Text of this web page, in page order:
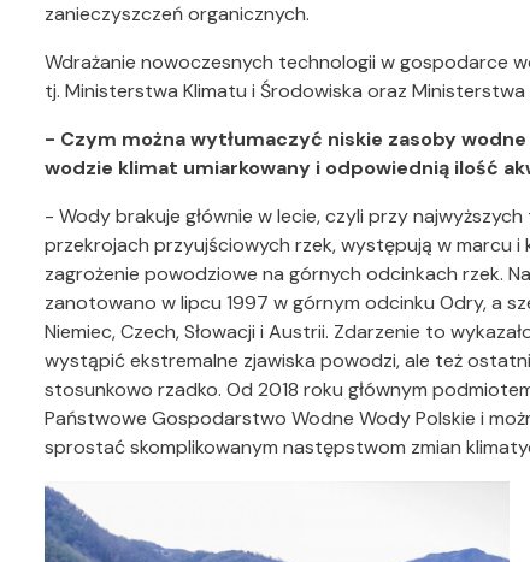
zanieczyszczeń organicznych.
Wdrażanie nowoczesnych technologii w gospodarce
tj. Ministerstwa Klimatu i Środowiska oraz
- Czym można wytłumaczyć niskie zasoby
wodzie klimat umiarkowany i odpowiednią ilość
- Wody brakuje głównie w lecie, czyli przy
przekrojach przyujściowych rzek, występują w marcu
zagrożenie powodziowe na górnych odcinkach rzek.
zanotowano w lipcu 1997 w górnym odcinku Odry, a
Niemiec, Czech, Słowacji i Austrii. Zdarzenie to
wystąpić ekstremalne zjawiska powodzi, ale też
stosunkowo rzadko. Od 2018 roku głównym
Państwowe Gospodarstwo Wodne Wody Polskie i
sprostać skomplikowanym następstwom zmian